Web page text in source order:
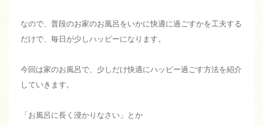
なので、普段のお家のお風呂をいかに快適に過ごすかを工夫する
だけで、毎日が少しハッピーになります。
今回は家のお風呂で、少しだけ快適にハッピー過ごす方法を紹介
していきます。
「お風呂に長く浸かりなさい」とか